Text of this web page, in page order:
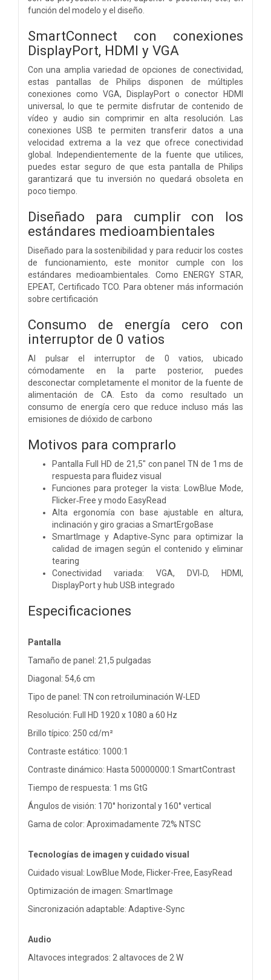
función del modelo y el diseño.
SmartConnect con conexiones
DisplayPort, HDMI y VGA
Con una amplia variedad de opciones de conectividad,
estas pantallas de Philips disponen de múltiples
conexiones como VGA, DisplayPort o conector HDMI
universal, lo que te permite disfrutar de contenido de
vídeo y audio sin comprimir en alta resolución. Las
conexiones USB te permiten transferir datos a una
velocidad extrema a la vez que ofrece conectividad
global. Independientemente de la fuente que utilices,
puedes estar seguro de que esta pantalla de Philips
garantizará que tu inversión no quedará obsoleta en
poco tiempo.
Diseñado para cumplir con los
estándares medioambientales
Diseñado para la sostenibilidad y para reducir los costes
de funcionamiento, este monitor cumple con los
estándares medioambientales. Como ENERGY STAR,
EPEAT, Certificado TCO. Para obtener más información
sobre certificación
Consumo de energía cero con
interruptor de 0 vatios
Al pulsar el interruptor de 0 vatios, ubicado
cómodamente en la parte posterior, puedes
desconectar completamente el monitor de la fuente de
alimentación de CA. Esto da como resultado un
consumo de energía cero que reduce incluso más las
emisiones de dióxido de carbono
Motivos para comprarlo
Pantalla Full HD de 21,5" con panel TN de 1 ms de
respuesta para fluidez visual
Funciones para proteger la vista: LowBlue Mode,
Flicker‑Free y modo EasyRead
Alta ergonomía con base ajustable en altura,
inclinación y giro gracias a SmartErgoBase
SmartImage y Adaptive‑Sync para optimizar la
calidad de imagen según el contenido y eliminar
tearing
Conectividad variada: VGA, DVI‑D, HDMI,
DisplayPort y hub USB integrado
Especificaciones
Pantalla
Tamaño de panel: 21,5 pulgadas
Diagonal: 54,6 cm
Tipo de panel: TN con retroiluminación W-LED
Resolución: Full HD 1920 x 1080 a 60 Hz
Brillo típico: 250 cd/m²
Contraste estático: 1000:1
Contraste dinámico: Hasta 50000000:1 SmartContrast
Tiempo de respuesta: 1 ms GtG
Ángulos de visión: 170° horizontal y 160° vertical
Gama de color: Aproximadamente 72% NTSC
Tecnologías de imagen y cuidado visual
Cuidado visual: LowBlue Mode, Flicker-Free, EasyRead
Optimización de imagen: SmartImage
Sincronización adaptable: Adaptive-Sync
Audio
Altavoces integrados: 2 altavoces de 2 W